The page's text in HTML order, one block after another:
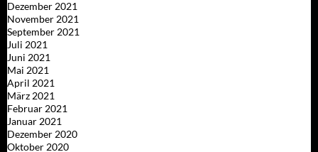
Dezember 2021
November 2021
September 2021
Juli 2021
Juni 2021
Mai 2021
April 2021
März 2021
Februar 2021
Januar 2021
Dezember 2020
Oktober 2020